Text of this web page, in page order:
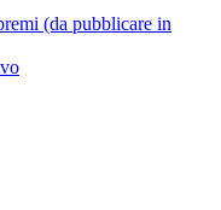
(da pubblicare in